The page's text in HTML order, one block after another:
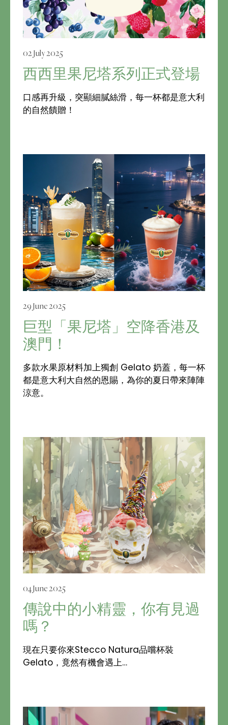
02 July 2025
西西里果尼塔系列正式登場
口感再升級，突顯細膩絲滑，每一杯都是意大利
的自然饋贈！
29 June 2025
巨型「果尼塔」空降香港及
澳門！
多款水果原材料加上獨創 Gelato 奶蓋，每一杯
都是意大利大自然的恩賜，為你的夏日帶來陣陣
涼意。
04 June 2025
傳說中的小精靈，你有見過
嗎？
現在只要你來Stecco Natura品嚐杯裝
Gelato，竟然有機會遇上…